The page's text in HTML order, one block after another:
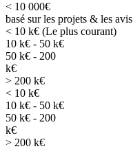
< 10 000€
basé sur les projets & les avis
< 10 k€ (Le plus courant)
10 k€ - 50 k€
50 k€ - 200
k€
> 200 k€
< 10 k€
10 k€ - 50 k€
50 k€ - 200
k€
> 200 k€